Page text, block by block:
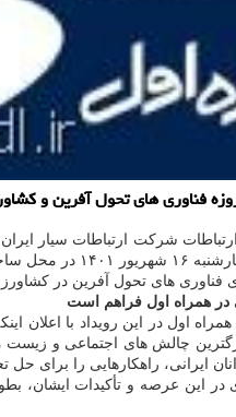
فناوری های تحول آفرین و
شرکت ارتباطات سیار
اجرا شد.
فناوری های تحول آفرین در
همراه اول فراهم است
اول در این رویداد با اعلان
چالش های اجتماعی و زیست
ایرانی، راهکارهایی را
این عرصه و تأکیدات ایشان،